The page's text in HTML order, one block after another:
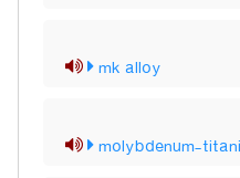
mk alloy
molybdenum-